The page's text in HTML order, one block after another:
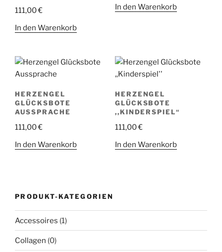
111,00€
In den Warenkorb
In den Warenkorb
HERZENGEL
GLÜCKSBOTE
AUSSPRACHE
111,00€
In den Warenkorb
HERZENGEL
GLÜCKSBOTE
,,KINDERSPIEL“
111,00€
In den Warenkorb
PRODUKT-KATEGORIEN
Accessoires (1)
Collagen (0)